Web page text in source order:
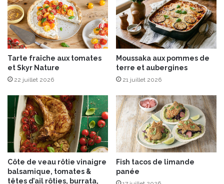
é
l
i
c
e
s
g
l
R
E
A
M
Tarte fraîche aux tomates
et Skyr Nature
22 juillet 2026
Moussaka aux pommes de
terre et aubergines
21 juillet 2026
Côte de veau rôtie vinaigre
balsamique, tomates &
têtes d’ail rôties, burrata,
Fish tacos de limande
panée